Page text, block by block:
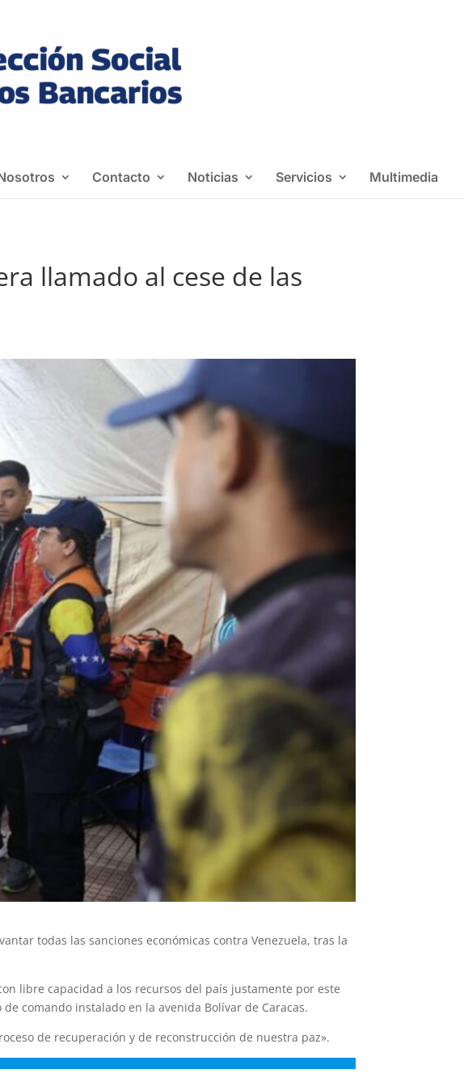
Contacto Noticias Servicios Multimedia
llamado al cese de las
todas las sanciones económicas contra Venezuela, tras la
libre capacidad a los recursos del país justamente por este
comando instalado en la avenida Bolívar de Caracas.
de recuperación y de reconstrucción de nuestra paz».